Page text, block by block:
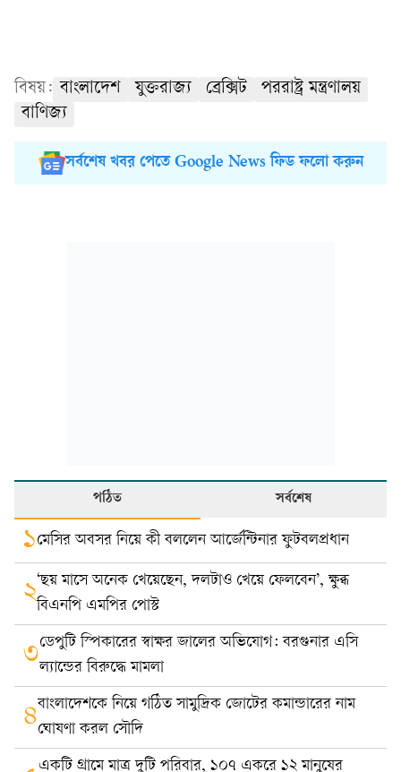
বিষয়: বাংলাদেশ যুক্তরাজ্য ব্রেক্সিট
পররাষ্ট্র মন্ত্রণালয়
বাণিজ্য
সর্বশেষ খবর পেতে Google News ফিড ফলো করুন
পঠিত সর্বশেষ
১মেসির অবসর নিয়ে কী বললেন আর্জেন্টিনার ফুটবলপ্রধান
২‘ছয় মাসে অনেক খেয়েছেন, দলটাও খেয়ে ফেলবেন’, ক্ষুব্ধ
বিএনপি এমপির পোস্ট
৩ডেপুটি স্পিকারের স্বাক্ষর জালের অভিযোগ: বরগুনার এসি
ল্যান্ডের বিরুদ্ধে মামলা
৪বাংলাদেশকে নিয়ে গঠিত সামুদ্রিক জোটের কমান্ডারের নাম
ঘোষণা করল সৌদি
একটি গ্রামে মাত্র দুটি পরিবার, ১০৭ একরে ১২ মানুষের